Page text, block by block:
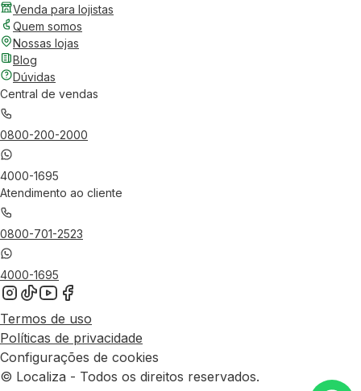
Venda para lojistas
Quem somos
Nossas lojas
Blog
Dúvidas
Central de vendas
0800-200-2000
4000-1695
Atendimento ao cliente
0800-701-2523
4000-1695
Termos de uso
Políticas de privacidade
Configurações de cookies
© Localiza - Todos os direitos reservados.